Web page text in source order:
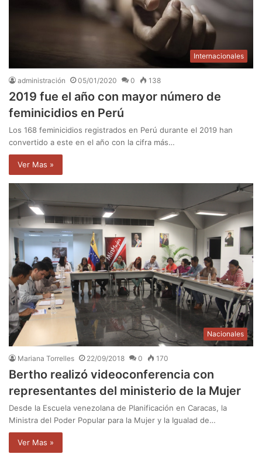
Internacionales
administración 05/01/2020 0 138
2019 fue el año con mayor número de
feminicidios en Perú
Los 168 feminicidios registrados en Perú durante el 2019 han
convertido a este en el año con la cifra más…
Ver Mas »
Nacionales
Mariana Torrelles 22/09/2018 0 170
Bertho realizó videoconferencia con
representantes del ministerio de la Mujer
Desde la Escuela venezolana de Planificación en Caracas, la
Ministra del Poder Popular para la Mujer y la Igualad de…
Ver Mas »